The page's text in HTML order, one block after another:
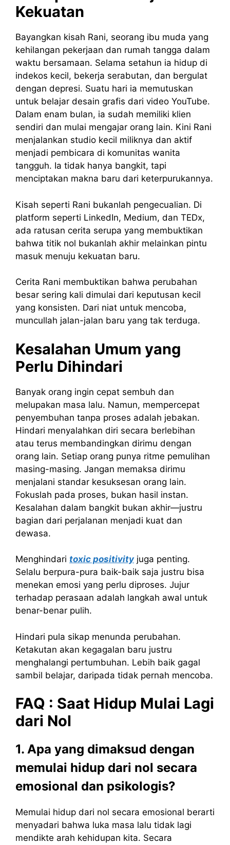
Kekuatan
Bayangkan kisah Rani, seorang ibu muda yang
kehilangan pekerjaan dan rumah tangga dalam
waktu bersamaan. Selama setahun ia hidup di
indekos kecil, bekerja serabutan, dan bergulat
dengan depresi. Suatu hari ia memutuskan
untuk belajar desain grafis dari video YouTube.
Dalam enam bulan, ia sudah memiliki klien
sendiri dan mulai mengajar orang lain. Kini Rani
menjalankan studio kecil miliknya dan aktif
menjadi pembicara di komunitas wanita
tangguh. Ia tidak hanya bangkit, tapi
menciptakan makna baru dari keterpurukannya.
Kisah seperti Rani bukanlah pengecualian. Di
platform seperti LinkedIn, Medium, dan TEDx,
ada ratusan cerita serupa yang membuktikan
bahwa titik nol bukanlah akhir melainkan pintu
masuk menuju kekuatan baru.
Cerita Rani membuktikan bahwa perubahan
besar sering kali dimulai dari keputusan kecil
yang konsisten. Dari niat untuk mencoba,
muncullah jalan-jalan baru yang tak terduga.
Kesalahan Umum yang
Perlu Dihindari
Banyak orang ingin cepat sembuh dan
melupakan masa lalu. Namun, mempercepat
penyembuhan tanpa proses adalah jebakan.
Hindari menyalahkan diri secara berlebihan
atau terus membandingkan dirimu dengan
orang lain. Setiap orang punya ritme pemulihan
masing-masing. Jangan memaksa dirimu
menjalani standar kesuksesan orang lain.
Fokuslah pada proses, bukan hasil instan.
Kesalahan dalam bangkit bukan akhir—justru
bagian dari perjalanan menjadi kuat dan
dewasa.
Menghindari toxic positivityjuga penting.
Selalu berpura-pura baik-baik saja justru bisa
menekan emosi yang perlu diproses. Jujur
terhadap perasaan adalah langkah awal untuk
benar-benar pulih.
Hindari pula sikap menunda perubahan.
Ketakutan akan kegagalan baru justru
menghalangi pertumbuhan. Lebih baik gagal
sambil belajar, daripada tidak pernah mencoba.
FAQ : Saat Hidup Mulai Lagi
dari Nol
1. Apa yang dimaksud dengan
memulai hidup dari nol secara
emosional dan psikologis?
Memulai hidup dari nol secara emosional berarti
menyadari bahwa luka masa lalu tidak lagi
mendikte arah kehidupan kita. Secara